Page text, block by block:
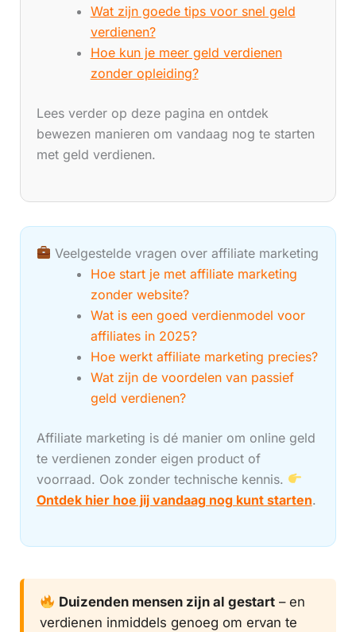
Wat zijn goede tips voor snel geld
verdienen?
Hoe kun je meer geld verdienen
zonder opleiding?
Lees verder op deze pagina en ontdek
bewezen manieren om vandaag nog te starten
met geld verdienen.
Veelgestelde vragen over affiliate marketing
Hoe start je met affiliate marketing
zonder website?
Wat is een goed verdienmodel voor
affiliates in 2025?
Hoe werkt affiliate marketing precies?
Wat zijn de voordelen van passief
geld verdienen?
Affiliate marketing is dé manier om online geld
te verdienen zonder eigen product of
voorraad. Ook zonder technische kennis.
Ontdek hier hoe jij vandaag nog kunt starten.
Duizenden mensen zijn al gestart– en
verdienen inmiddels genoeg om ervan te